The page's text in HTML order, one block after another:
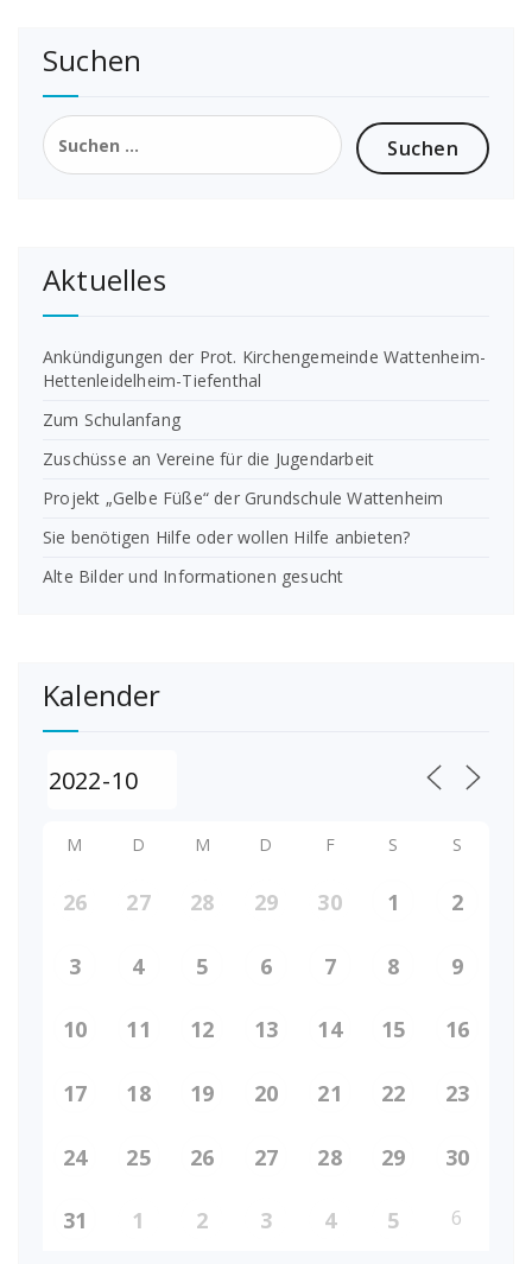
Suchen
Suchen
nach:
Aktuelles
Ankündigungen der Prot. Kirchengemeinde Wattenheim-
Hettenleidelheim-Tiefenthal
Zum Schulanfang
Zuschüsse an Vereine für die Jugendarbeit
Projekt „Gelbe Füße“ der Grundschule Wattenheim
Sie benötigen Hilfe oder wollen Hilfe anbieten?
Alte Bilder und Informationen gesucht
Kalender
M D M D F S S
26 27 28 29 30 1 2
3 4 5 6 7 8 9
10 11 12 13 14 15 16
17 18 19 20 21 22 23
24 25 26 27 28 29 30
31 1 2 3 4 5 6